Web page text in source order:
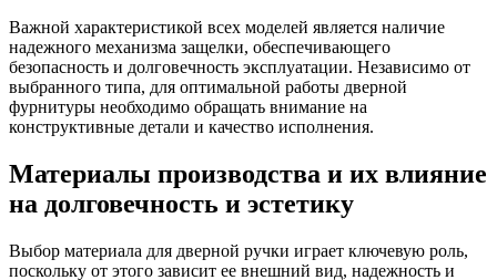
Важной характеристикой всех моделей является наличие
надежного механизма защелки, обеспечивающего
безопасность и долговечность эксплуатации. Независимо от
выбранного типа, для оптимальной работы дверной
фурнитуры необходимо обращать внимание на
конструктивные детали и качество исполнения.
Материалы производства и их влияние
на долговечность и эстетику
Выбор материала для дверной ручки играет ключевую роль,
поскольку от этого зависит ее внешний вид, надежность и